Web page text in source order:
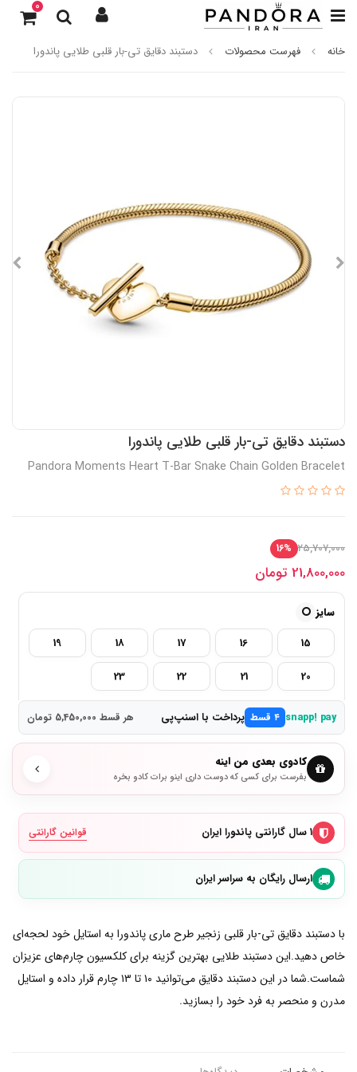
0
خانه فهرست محصولات دستبند دقایق تی-بار قلبی طلایی پاندورا
دستبند دقایق تی-بار قلبی طلایی پاندورا
Pandora Moments Heart T-Bar Snake Chain Golden Bracelet
25,707,000
16%
21,800,000 تومان
سایز
15
16
17
18
19
20
21
22
23
snapp! pay ۴ قسط پرداخت با اسنپ‌پی هر قسط 5,450,000 تومان
کادوی بعدی من اینه
بفرست برای کسی که دوست داری اینو برات کادو بخره
۱ سال گارانتی پاندورا ایران قوانین گارانتی
ارسال رایگان به سراسر ایران
با دستبند دقایق تی-بار قلبی زنجیر طرح ماری پاندورا به استایل خود لحجه‌ای
خاص دهید.این دستبند طلایی بهترین گزینه برای کلکسیون چارم‌های عزیزان
شماست.شما در این دستبند دقایق می‌توانید ۱۰ تا ۱۳ چارم قرار داده و استایل
مدرن و منحصر به فرد خود را بسازید.